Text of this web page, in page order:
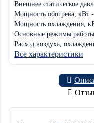
Внешнее статическое
Мощность обогрева, кВт -
Мощность охлаждения,
Основные режимы
Расход воздуха,
Все характеристики